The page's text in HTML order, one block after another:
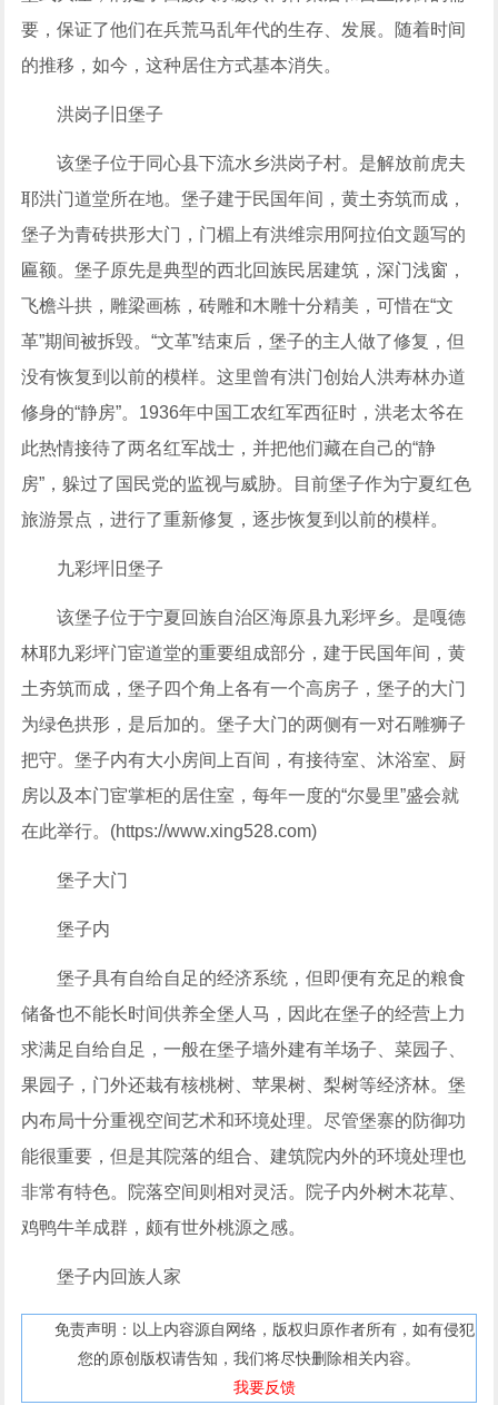
要，保证了他们在兵荒马乱年代的生存、发展。随着时间
的推移，如今，这种居住方式基本消失。
洪岗子旧堡子
该堡子位于同心县下流水乡洪岗子村。是解放前虎夫
耶洪门道堂所在地。堡子建于民国年间，黄土夯筑而成，
堡子为青砖拱形大门，门楣上有洪维宗用阿拉伯文题写的
匾额。堡子原先是典型的西北回族民居建筑，深门浅窗，
飞檐斗拱，雕梁画栋，砖雕和木雕十分精美，可惜在“文
革”期间被拆毁。“文革”结束后，堡子的主人做了修复，但
没有恢复到以前的模样。这里曾有洪门创始人洪寿林办道
修身的“静房”。1936年中国工农红军西征时，洪老太爷在
此热情接待了两名红军战士，并把他们藏在自己的“静
房”，躲过了国民党的监视与威胁。目前堡子作为宁夏红色
旅游景点，进行了重新修复，逐步恢复到以前的模样。
九彩坪旧堡子
该堡子位于宁夏回族自治区海原县九彩坪乡。是嘎德
林耶九彩坪门宦道堂的重要组成部分，建于民国年间，黄
土夯筑而成，堡子四个角上各有一个高房子，堡子的大门
为绿色拱形，是后加的。堡子大门的两侧有一对石雕狮子
把守。堡子内有大小房间上百间，有接待室、沐浴室、厨
房以及本门宦掌柜的居住室，每年一度的“尔曼里”盛会就
在此举行。(https://www.xing528.com)
堡子大门
堡子内
堡子具有自给自足的经济系统，但即便有充足的粮食
储备也不能长时间供养全堡人马，因此在堡子的经营上力
求满足自给自足，一般在堡子墙外建有羊场子、菜园子、
果园子，门外还栽有核桃树、苹果树、梨树等经济林。堡
内布局十分重视空间艺术和环境处理。尽管堡寨的防御功
能很重要，但是其院落的组合、建筑院内外的环境处理也
非常有特色。院落空间则相对灵活。院子内外树木花草、
鸡鸭牛羊成群，颇有世外桃源之感。
堡子内回族人家
免责声明：以上内容源自网络，版权归原作者所有，如有侵犯
您的原创版权请告知，我们将尽快删除相关内容。
我要反馈